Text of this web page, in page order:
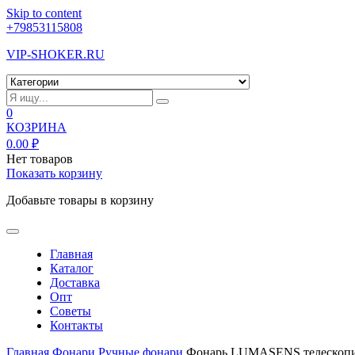
Skip to content
+79853115808
VIP-SHOKER.RU
0
КОЗРИНА
0.00 ₽
Нет товаров
Показать корзину
Добавьте товары в корзину
Главная
Каталог
Доставка
Опт
Советы
Контакты
Главная Фонари Ручные фонари Фонарь LUMASENS